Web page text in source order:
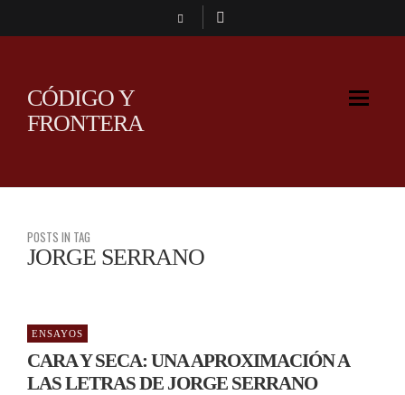
CÓDIGO Y
FRONTERA
POSTS IN TAG
JORGE SERRANO
ENSAYOS
CARA Y SECA: UNA APROXIMACIÓN A
LAS LETRAS DE JORGE SERRANO